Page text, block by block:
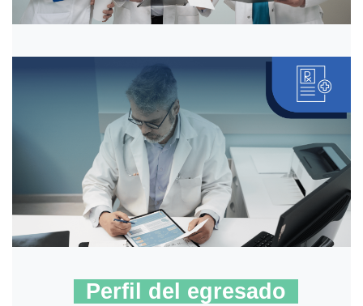
Perfil del egresado